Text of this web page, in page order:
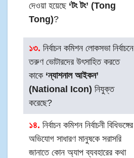
দেওয়া হয়েছে ‘টং টং’ (Tong
Tong)?
১৩. নির্বাচন কমিশন লোকসভা নির্বাচনে
তরুণ ভোটারদের উৎসাহিত করতে
কাকে ‘ন্যাশনাল আইকন’
(National Icon) নিযুক্ত
করেছে?
১৪. নির্বাচন কমিশন নির্বাচনী বিধিভঙ্গের
অভিযোগ সাধারণ মানুষকে সরাসরি
জানাতে কোন অ্যাপ ব্যবহারের কথা